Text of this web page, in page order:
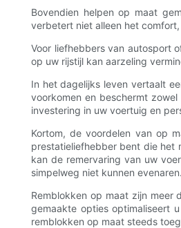
Bovendien helpen op maat
verbetert niet alleen het
Voor liefhebbers van autosport
op uw rijstijl kan aarzeling
In het dagelijks leven vertaalt
voorkomen en beschermt
investering in uw voertuig en
Kortom, de voordelen van op
prestatieliefhebber bent die het
kan de remervaring van uw
simpelweg niet kunnen evenaren.
Remblokken op maat zijn meer
gemaakte opties optimaliseert
remblokken op maat steeds